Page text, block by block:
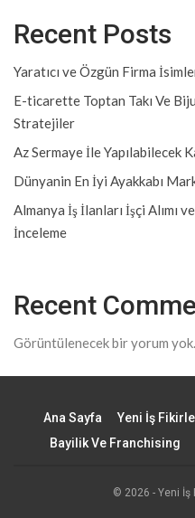
Recent Posts
Yaratıcı ve Özgün Firma
E-ticarette Toptan Takı Ve
Stratejiler
Az Sermaye İle Yapılabilecek
Dünyanin En İyi Ayakkabı
Almanya İş İlanları İşçi Alımı
İnceleme
Recent
Görüntülenecek bir yorum yok.
Ana Sayfa Yeni İş
Bayilik Ve Franchising
© 2026 - Yeni İş